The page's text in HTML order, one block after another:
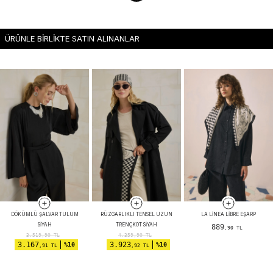
ÜRÜNLE BİRLİKTE SATIN ALINANLAR
DÖKÜMLÜ ŞALVAR TULUM
SIYAH
3.519,90TL
3.167 ,91 TL %10
RÜZGARLIKLI TENSEL UZUN
TRENÇKOT SIYAH
4.359,90TL
3.923,92 TL %10
LA LINEA LIBRE EŞARP
889 ,90 TL